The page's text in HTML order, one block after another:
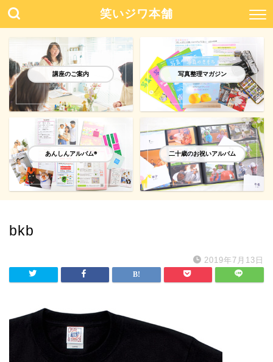
笑いジワ本舗
講座のご案内 写真整理マガジン
あんしんアルバム®️ 二十歳のお祝いアルバム
bkb
2019年7月13日